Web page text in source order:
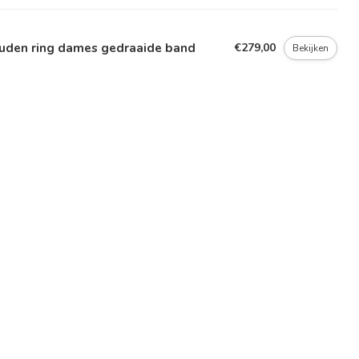
ring dames gedraaide band €279,00 Bekijken